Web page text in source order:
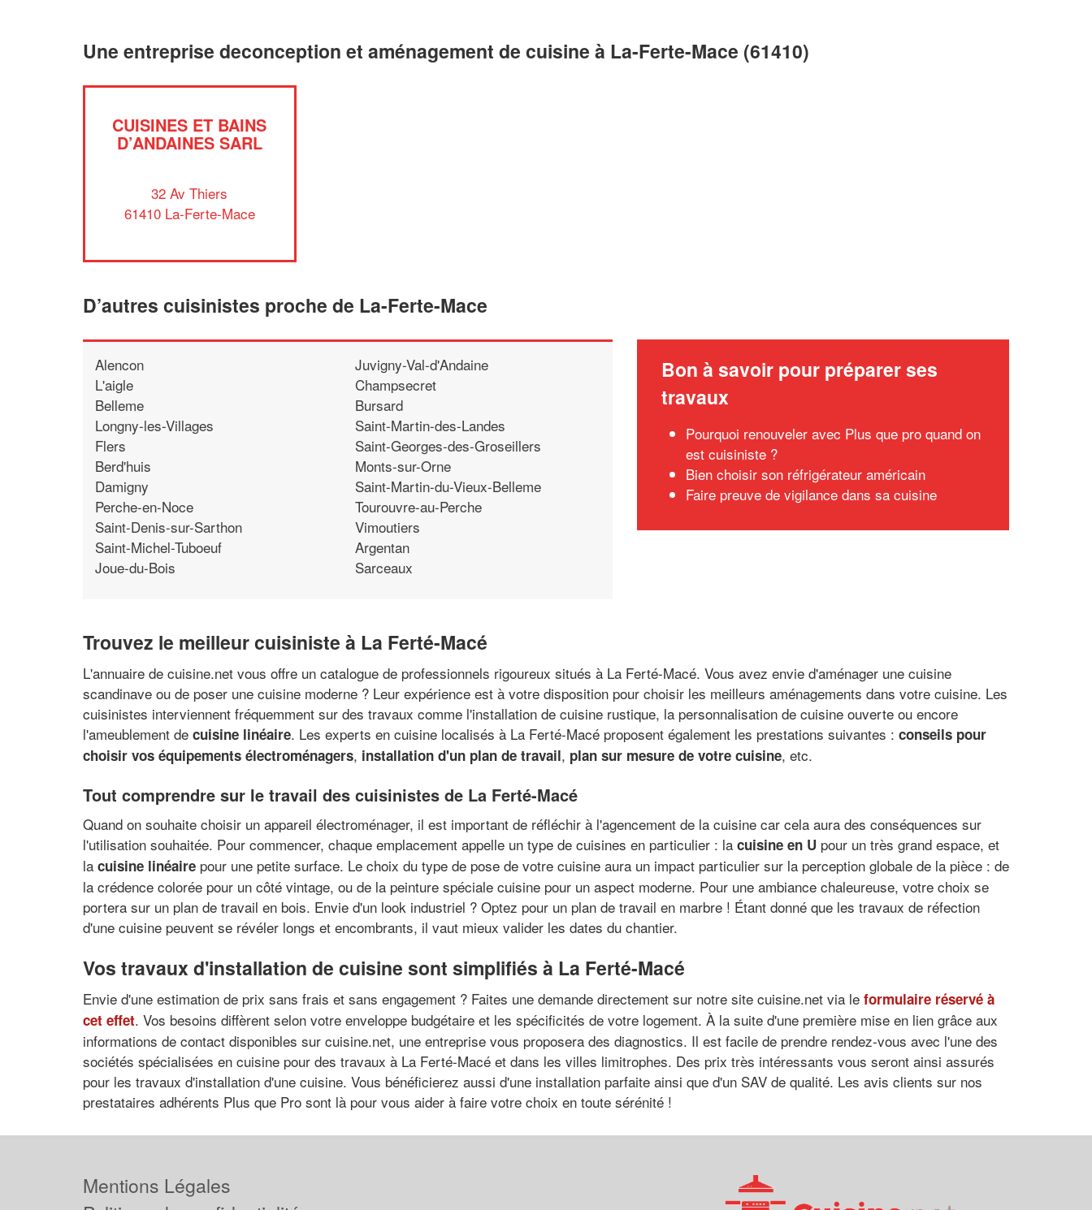
Une entreprise deconception et aménagement de cuisine à La-Ferte-Mace (61410)
CUISINES ET BAINS
D’ANDAINES SARL
32 Av Thiers
61410 La-Ferte-Mace
D’autres cuisinistes proche de La-Ferte-Mace
Alencon
L'aigle
Belleme
Longny-les-Villages
Flers
Berd'huis
Damigny
Perche-en-Noce
Saint-Denis-sur-Sarthon
Saint-Michel-Tuboeuf
Joue-du-Bois
Juvigny-Val-d'Andaine
Champsecret
Bursard
Saint-Martin-des-Landes
Saint-Georges-des-Groseillers
Monts-sur-Orne
Saint-Martin-du-Vieux-Belleme
Tourouvre-au-Perche
Vimoutiers
Argentan
Sarceaux
Bon à savoir pour préparer ses
travaux
Pourquoi renouveler avec Plus que pro quand on
est cuisiniste ?
Bien choisir son réfrigérateur américain
Faire preuve de vigilance dans sa cuisine
Trouvez le meilleur cuisiniste à La Ferté-Macé
L'annuaire de cuisine.net vous offre un catalogue de professionnels rigoureux situés à La Ferté-Macé. Vous avez envie d'aménager une cuisine
scandinave ou de poser une cuisine moderne ? Leur expérience est à votre disposition pour choisir les meilleurs aménagements dans votre cuisine. Les
cuisinistes interviennent fréquemment sur des travaux comme l'installation de cuisine rustique, la personnalisation de cuisine ouverte ou encore
l'ameublement de cuisine linéaire. Les experts en cuisine localisés à La Ferté-Macé proposent également les prestations suivantes : conseils pour
choisir vos équipements électroménagers, installation d'un plan de travail, plan sur mesure de votre cuisine, etc.
Tout comprendre sur le travail des cuisinistes de La Ferté-Macé
Quand on souhaite choisir un appareil électroménager, il est important de réfléchir à l'agencement de la cuisine car cela aura des conséquences sur
l'utilisation souhaitée. Pour commencer, chaque emplacement appelle un type de cuisines en particulier : la cuisine en U pour un très grand espace, et
la cuisine linéaire pour une petite surface. Le choix du type de pose de votre cuisine aura un impact particulier sur la perception globale de la pièce : de
la crédence colorée pour un côté vintage, ou de la peinture spéciale cuisine pour un aspect moderne. Pour une ambiance chaleureuse, votre choix se
portera sur un plan de travail en bois. Envie d'un look industriel ? Optez pour un plan de travail en marbre ! Étant donné que les travaux de réfection
d'une cuisine peuvent se révéler longs et encombrants, il vaut mieux valider les dates du chantier.
Vos travaux d'installation de cuisine sont simplifiés à La Ferté-Macé
Envie d'une estimation de prix sans frais et sans engagement ? Faites une demande directement sur notre site cuisine.net via le formulaire réservé à
cet effet. Vos besoins diffèrent selon votre enveloppe budgétaire et les spécificités de votre logement. À la suite d'une première mise en lien grâce aux
informations de contact disponibles sur cuisine.net, une entreprise vous proposera des diagnostics. Il est facile de prendre rendez-vous avec l'une des
sociétés spécialisées en cuisine pour des travaux à La Ferté-Macé et dans les villes limitrophes. Des prix très intéressants vous seront ainsi assurés
pour les travaux d'installation d'une cuisine. Vous bénéficierez aussi d'une installation parfaite ainsi que d'un SAV de qualité. Les avis clients sur nos
prestataires adhérents Plus que Pro sont là pour vous aider à faire votre choix en toute sérénité !
Mentions Légales